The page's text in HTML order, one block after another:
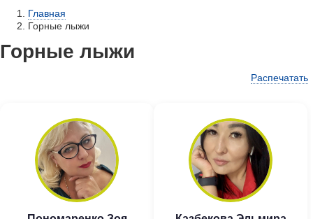
Главная
Горные лыжи
Горные лыжи
Распечатать